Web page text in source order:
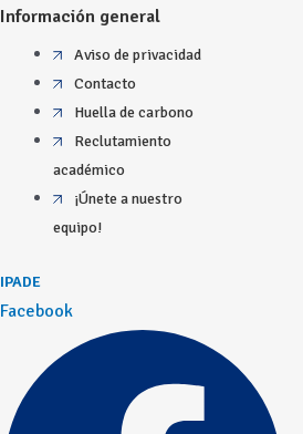
Información general
Aviso de privacidad
Contacto
Huella de carbono
Reclutamiento
académico
¡Únete a nuestro
equipo!
IPADE
Facebook